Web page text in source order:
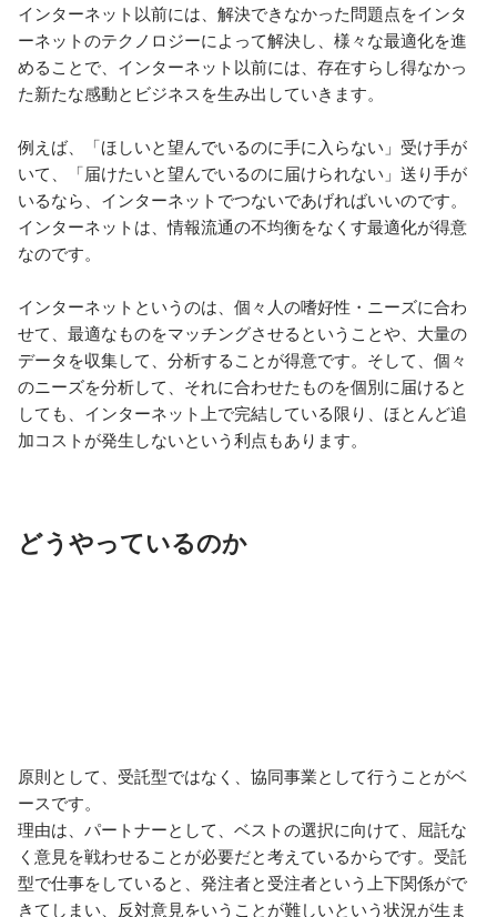
インターネット以前には、解決できなかった問題点をインタ
ーネットのテクノロジーによって解決し、様々な最適化を進
めることで、インターネット以前には、存在すらし得なかっ
た新たな感動とビジネスを生み出していきます。
例えば、「ほしいと望んでいるのに手に入らない」受け手が
いて、「届けたいと望んでいるのに届けられない」送り手が
いるなら、インターネットでつないであげればいいのです。
インターネットは、情報流通の不均衡をなくす最適化が得意
なのです。
インターネットというのは、個々人の嗜好性・ニーズに合わ
せて、最適なものをマッチングさせるということや、大量の
データを収集して、分析することが得意です。そして、個々
のニーズを分析して、それに合わせたものを個別に届けると
しても、インターネット上で完結している限り、ほとんど追
加コストが発生しないという利点もあります。
どうやっているのか
原則として、受託型ではなく、協同事業として行うことがベ
ースです。
理由は、パートナーとして、ベストの選択に向けて、屈託な
く意見を戦わせることが必要だと考えているからです。受託
型で仕事をしていると、発注者と受注者という上下関係がで
きてしまい、反対意見をいうことが難しいという状況が生ま